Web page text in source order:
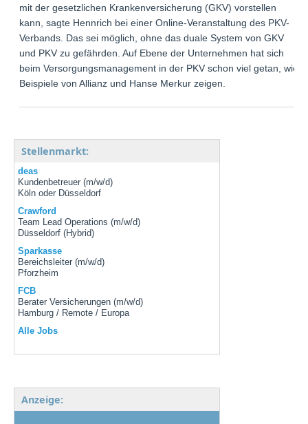
mit der gesetzlichen Krankenversicherung (GKV) vorstellen
kann, sagte Hennrich bei einer Online-Veranstaltung des PKV-
Verbands. Das sei möglich, ohne das duale System von GKV
und PKV zu gefährden. Auf Ebene der Unternehmen hat sich
beim Versorgungsmanagement in der PKV schon viel getan, wie
Beispiele von Allianz und Hanse Merkur zeigen.
Stellenmarkt:
deas
Kundenbetreuer (m/w/d)
Köln oder Düsseldorf
Crawford
Team Lead Operations (m/w/d)
Düsseldorf (Hybrid)
Sparkasse
Bereichsleiter (m/w/d)
Pforzheim
FCB
Berater Versicherungen (m/w/d)
Hamburg / Remote / Europa
Alle Jobs
Anzeige: